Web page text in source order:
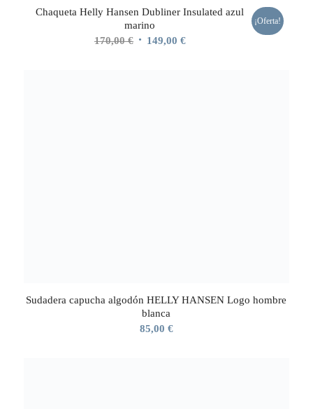
Chaqueta Helly Hansen Dubliner Insulated azul
marino
170,00€ El 149,00 €El
¡Oferta!
Sudadera capucha algodón HELLY HANSEN Logo hombre
blanca
85,00 €